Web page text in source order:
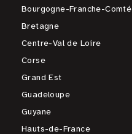
Bourgogne-Franche-Comté
Bretagne
Centre-Val de Loire
Corse
Grand Est
Guadeloupe
Guyane
Hauts-de-France